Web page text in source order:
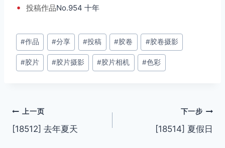
• 投稿作品No.954 十年
文
章
标
#作品 #分享 #投稿 #胶卷 #胶卷摄影
#胶片 #胶片摄影 #胶片相机 #色彩
文
章
上一页
[18512] 去年夏天
下一步
[18514] 夏假日